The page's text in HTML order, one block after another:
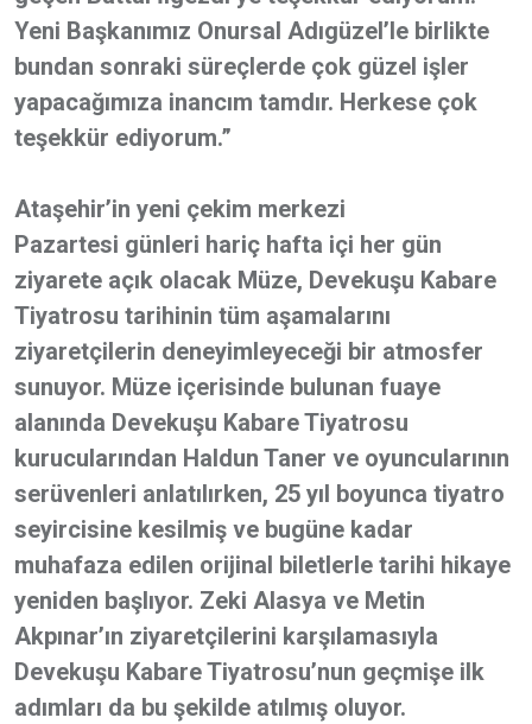
Yeni Başkanımız Onursal Adıgüzel’le birlikte
bundan sonraki süreçlerde çok güzel işler
yapacağımıza inancım tamdır. Herkese çok
teşekkür ediyorum.”
Ataşehir’in yeni çekim merkezi
Pazartesi günleri hariç hafta içi her gün
ziyarete açık olacak Müze, Devekuşu Kabare
Tiyatrosu tarihinin tüm aşamalarını
ziyaretçilerin deneyimleyeceği bir atmosfer
sunuyor. Müze içerisinde bulunan fuaye
alanında Devekuşu Kabare Tiyatrosu
kurucularından Haldun Taner ve oyuncularının
serüvenleri anlatılırken, 25 yıl boyunca tiyatro
seyircisine kesilmiş ve bugüne kadar
muhafaza edilen orijinal biletlerle tarihi hikaye
yeniden başlıyor. Zeki Alasya ve Metin
Akpınar’ın ziyaretçilerini karşılamasıyla
Devekuşu Kabare Tiyatrosu’nun geçmişe ilk
adımları da bu şekilde atılmış oluyor.